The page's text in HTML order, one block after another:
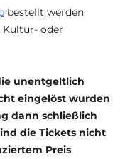
bestellt werden
Kultur- oder
unentgeltlich
eingelöst wurden
dann schließlich
die Tickets nicht
Preis